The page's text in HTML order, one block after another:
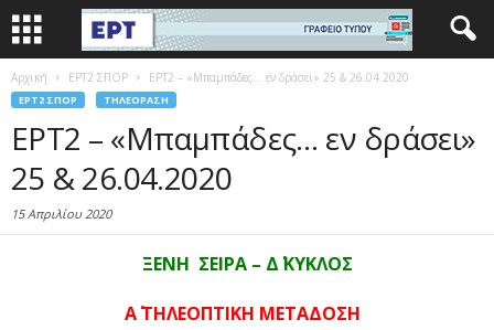
Αρχική EΡΤ2 ΣΠΟΡ ΕΡΤ2 – «Μπαμπάδες… εν δράσει» 25 & 26.04.2020
EΡΤ2 ΣΠΟΡ ΤΗΛΕΌΡΑΣΗ
ΕΡΤ2 – «Μπαμπάδες… εν δράσει»
25 & 26.04.2020
15 Απριλίου 2020
ΞΕΝΗ ΣΕΙΡΑ – Δ΄ ΚΥΚΛΟΣ
Α΄ ΤΗΛΕΟΠΤΙΚΗ ΜΕΤΑΔΟΣΗ